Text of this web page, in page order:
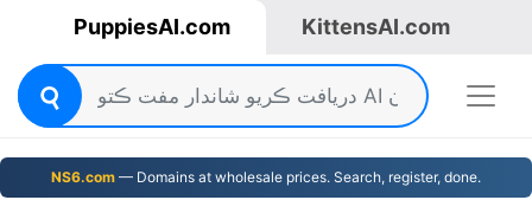
PuppiesAI.com KittensAI.com
NS6.com — Domains at wholesale prices. Search, register, done.